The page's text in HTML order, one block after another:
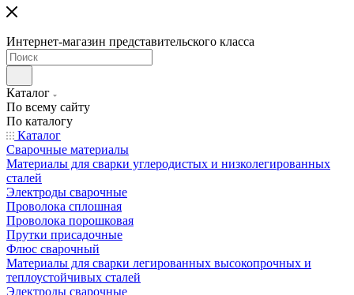
Интернет-магазин представительского класса
Каталог
По всему сайту
По каталогу
Каталог
Сварочные материалы
Материалы для сварки углеродистых и низколегированных
сталей
Электроды сварочные
Проволока сплошная
Проволока порошковая
Прутки присадочные
Флюс сварочный
Материалы для сварки легированных высокопрочных и
теплоустойчивых сталей
Электроды сварочные